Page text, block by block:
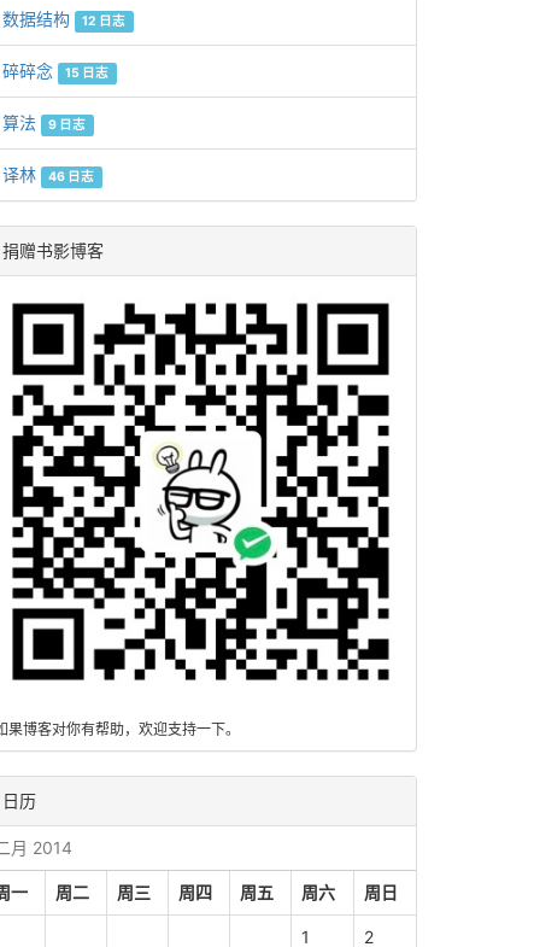
数据结构 12 日志
碎碎念 15 日志
算法 9 日志
译林 46 日志
捐赠书影博客
果博客对你有帮助，欢迎支持一下。
日历
月 2014
一 周二 周三 周四 周五 周六 周日
1 2